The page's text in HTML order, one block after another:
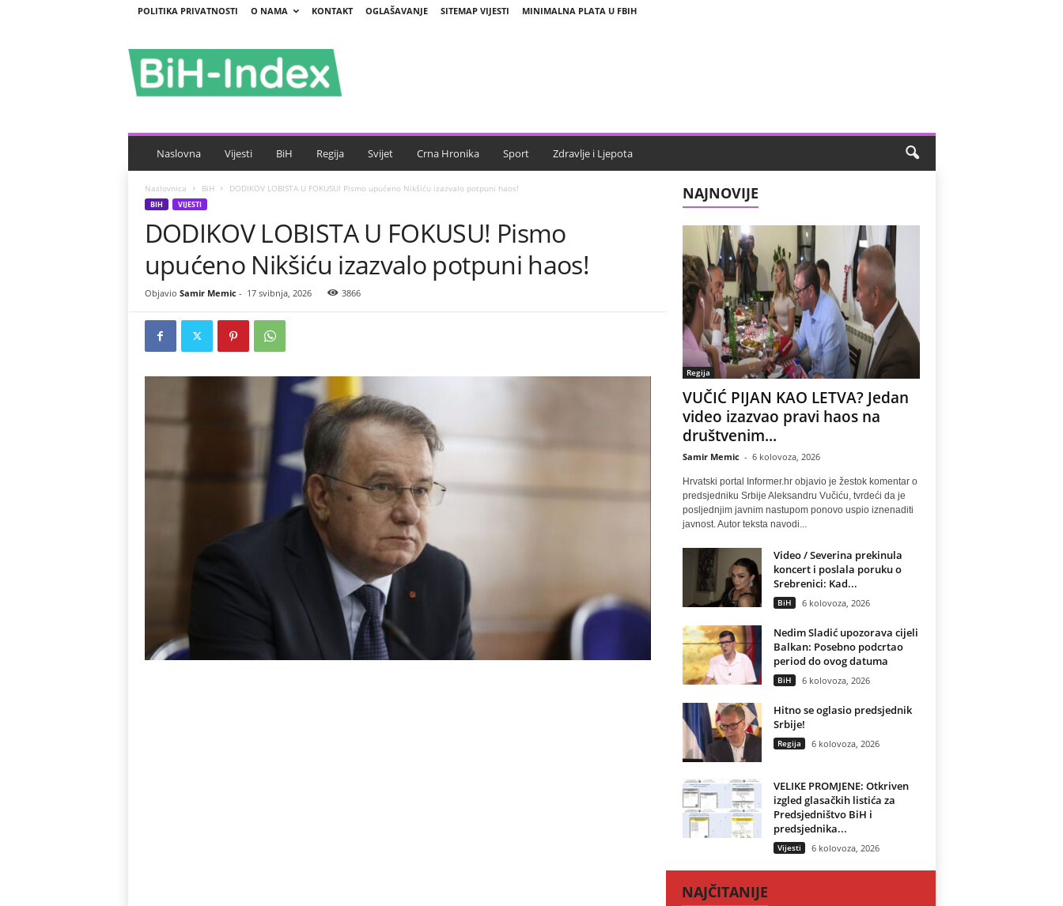
POLITIKA PRIVATNOSTI O NAMA KONTAKT OGLAŠAVANJE SITEMAP VIJESTI MINIMALNA PLATA U FBIH
i
H
d
x
Naslovna Vijesti BiH Regija Svijet Crna Hronika Sport Zdravlje i Ljepota
Naslovnica BiH DODIKOV LOBISTA U FOKUSU! Pismo upućeno Nikšiću izazvalo potpuni haos!
BIH VIJESTI
DODIKOV LOBISTA U FOKUSU! Pismo
upućeno Nikšiću izazvalo potpuni haos!
Objavio Samir Memic- 17 svibnja, 2026 3866
NAJNOVIJE
Regija
VUČIĆ PIJAN KAO LETVA? Jedan
video izazvao pravi haos na
društvenim...
Samir Memic - 6 kolovoza, 2026
Hrvatski portal Informer.hr objavio je žestok komentar o
predsjedniku Srbije Aleksandru Vučiću, tvrdeći da je
posljednjim javnim nastupom ponovo uspio iznenaditi
javnost. Autor teksta navodi...
Video / Severina prekinula
koncert i poslala poruku o
Srebrenici: Kad...
BiH 6 kolovoza, 2026
Nedim Sladić upozorava cijeli
Balkan: Posebno podcrtao
period do ovog datuma
BiH 6 kolovoza, 2026
Hitno se oglasio predsjednik
Srbije!
Regija 6 kolovoza, 2026
VELIKE PROMJENE: Otkriven
izgled glasačkih listića za
Predsjedništvo BiH i
predsjednika...
Vijesti 6 kolovoza, 2026
NAJČITANIJE